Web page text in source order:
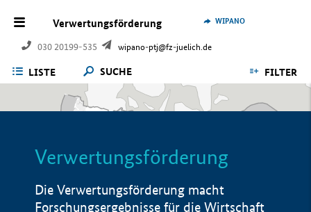
Verwertungsförderung
030 20199-535 wipano-ptj@fz-juelich.de
WIPANO
LISTE SUCHE FILTER
Verwertungsförderung
Die Verwertungsförderung macht
Forschungsergebnisse für die Wirtschaft